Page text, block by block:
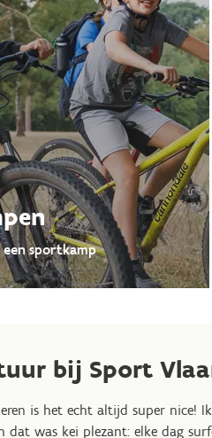
sportkamp
bij Sport
is het echt altijd super nice!
dat was kei plezant: elke dag